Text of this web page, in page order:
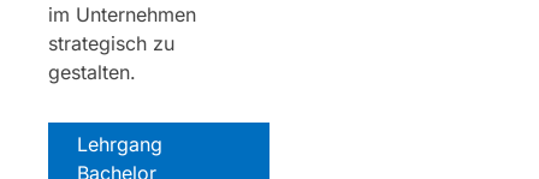
im Unternehmen
strategisch zu
gestalten.
Lehrgang
Bachelor